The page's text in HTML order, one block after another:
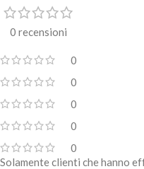
0 recensioni
0
0
0
0
0
Solamente clienti che hanno